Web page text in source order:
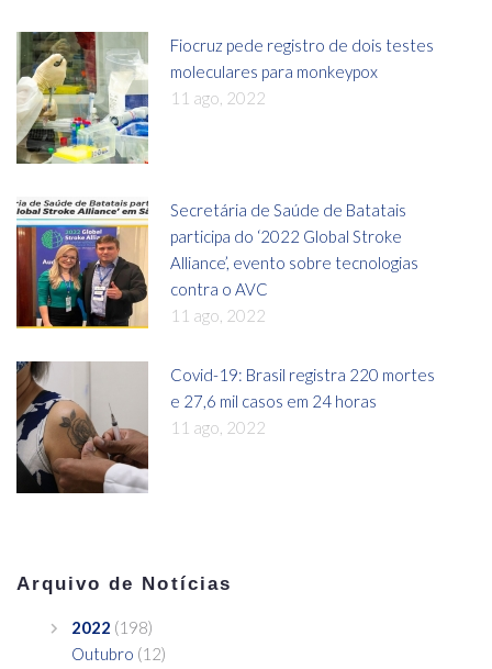
Fiocruz pede registro de dois testes
moleculares para monkeypox
11 ago, 2022
Secretária de Saúde de Batatais
participa do ‘2022 Global Stroke
Alliance’, evento sobre tecnologias
contra o AVC
11 ago, 2022
Covid-19: Brasil registra 220 mortes
e 27,6 mil casos em 24 horas
11 ago, 2022
Arquivo de Notícias
2022 (198)
Outubro (12)